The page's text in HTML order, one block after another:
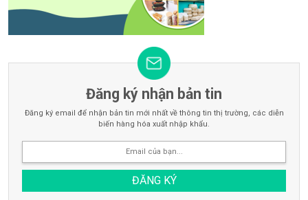
Đăng ký nhận bản tin
Đăng ký email để nhận bản tin mới nhất về thông tin thị trường, các diễn
biến hàng hóa xuất nhập khẩu.